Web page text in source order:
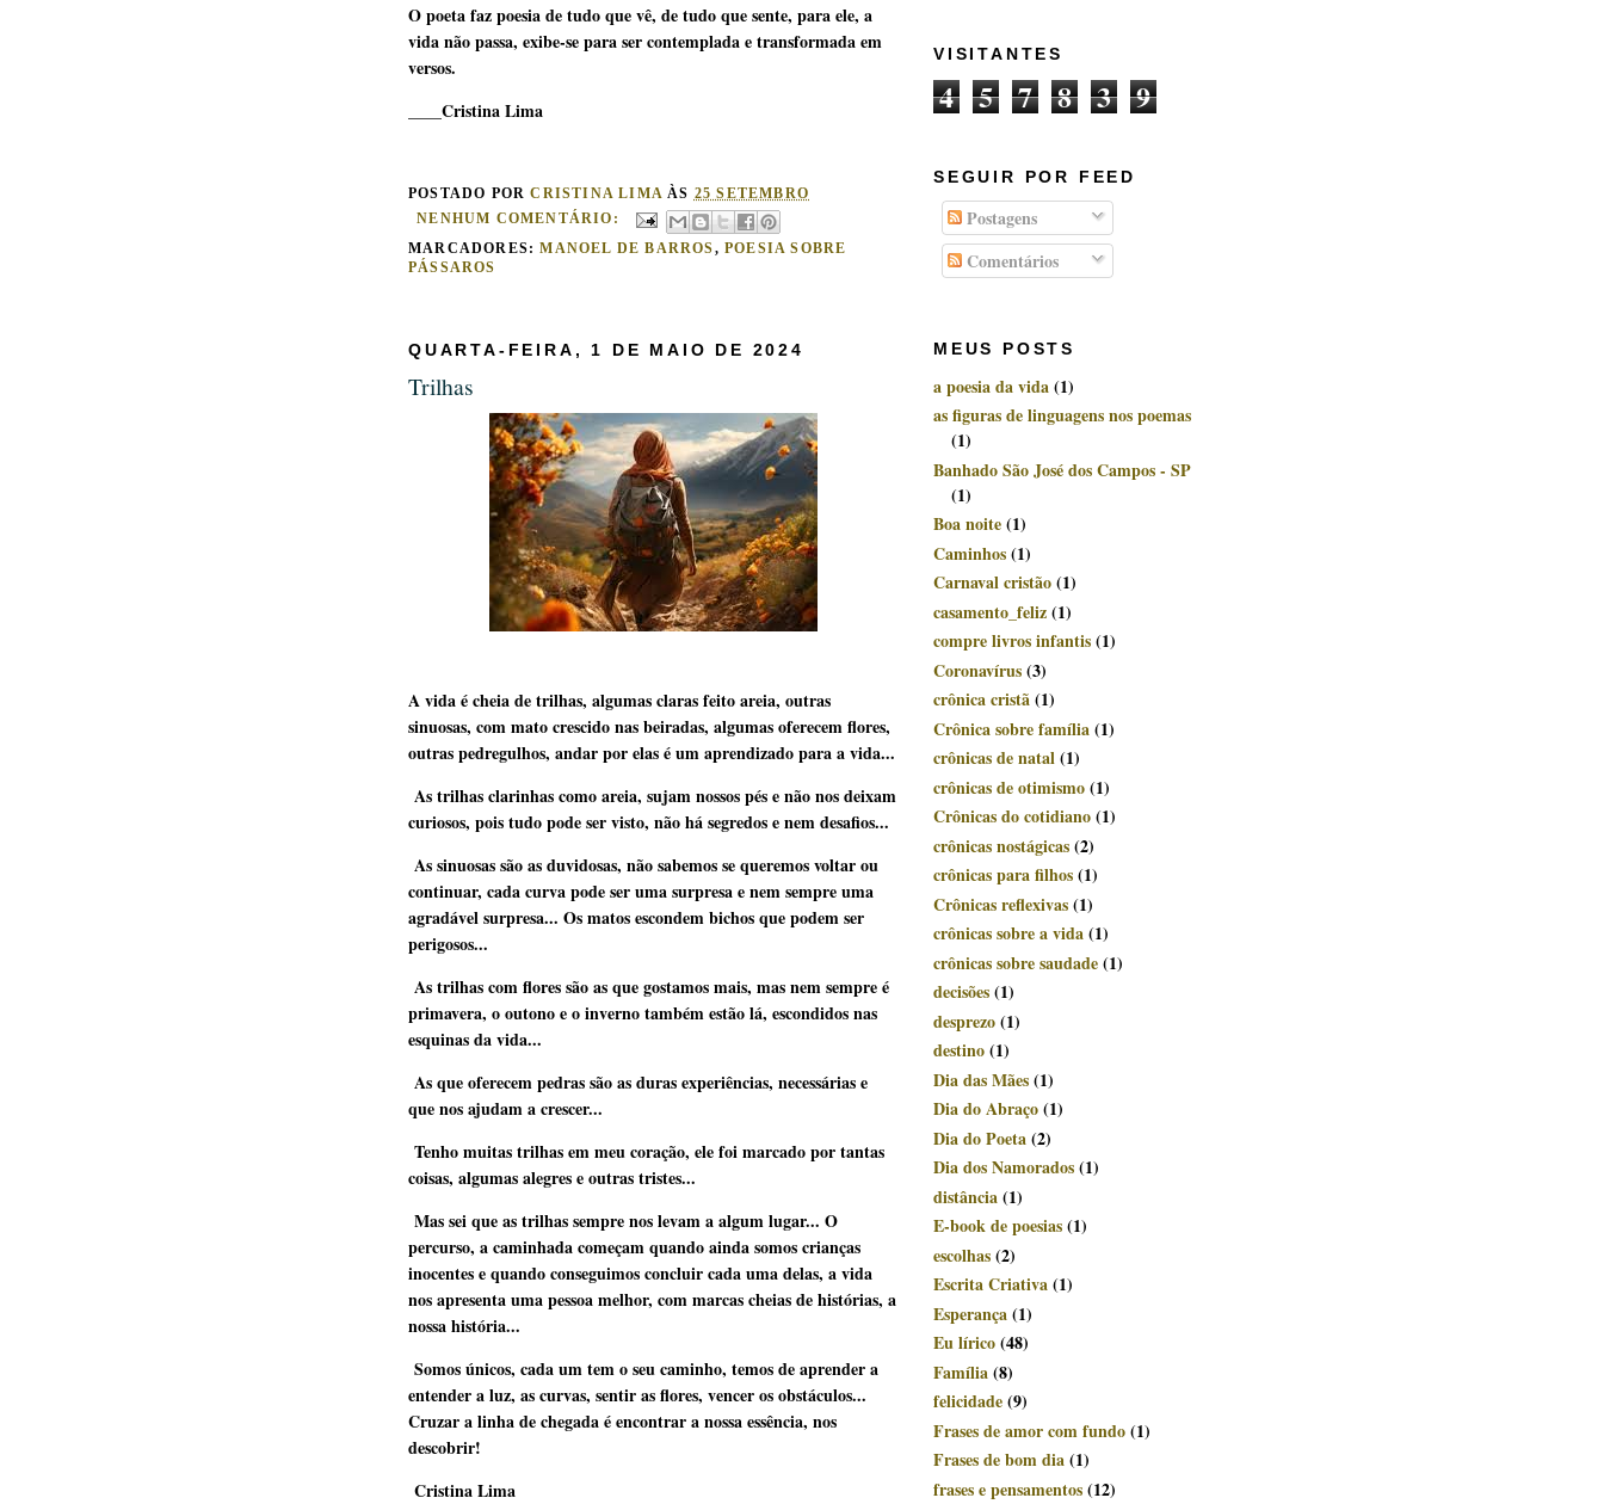
O poeta faz poesia de tudo que vê, de tudo que sente, para ele, a
vida não passa, exibe-se para ser contemplada e transformada em
versos.
____Cristina Lima
POSTADO PORCRISTINA LIMA ÀS 25 SETEMBRO
NENHUM COMENTÁRIO:
MARCADORES:MANOEL DE BARROS,POESIA SOBRE
PÁSSAROS
QUARTA-FEIRA, 1 DE MAIO DE 2024
Trilhas
A vida é cheia de trilhas, algumas claras feito areia, outras
sinuosas, com mato crescido nas beiradas, algumas oferecem flores,
outras pedregulhos, andar por elas é um aprendizado para a vida...
As trilhas clarinhas como areia, sujam nossos pés e não nos deixam
curiosos, pois tudo pode ser visto, não há segredos e nem desafios...
As sinuosas são as duvidosas, não sabemos se queremos voltar ou
continuar, cada curva pode ser uma surpresa e nem sempre uma
agradável surpresa... Os matos escondem bichos que podem ser
perigosos...
As trilhas com flores são as que gostamos mais, mas nem sempre é
primavera, o outono e o inverno também estão lá, escondidos nas
esquinas da vida...
As que oferecem pedras são as duras experiências, necessárias e
que nos ajudam a crescer...
Tenho muitas trilhas em meu coração, ele foi marcado por tantas
coisas, algumas alegres e outras tristes...
Mas sei que as trilhas sempre nos levam a algum lugar... O
percurso, a caminhada começam quando ainda somos crianças
inocentes e quando conseguimos concluir cada uma delas, a vida
nos apresenta uma pessoa melhor, com marcas cheias de histórias, a
nossa história...
Somos únicos, cada um tem o seu caminho, temos de aprender a
entender a luz, as curvas, sentir as flores, vencer os obstáculos...
Cruzar a linha de chegada é encontrar a nossa essência, nos
descobrir!
Cristina Lima
VISITANTES
4 5 7 8 3 9
SEGUIR POR FEED
Postagens
Comentários
MEUS POSTS
a poesia da vida(1)
as figuras de linguagens nos poemas
(1)
Banhado São José dos Campos - SP
(1)
Boa noite(1)
Caminhos(1)
Carnaval cristão(1)
casamento_feliz(1)
compre livros infantis(1)
Coronavírus(3)
crônica cristã(1)
Crônica sobre família(1)
crônicas de natal(1)
crônicas de otimismo(1)
Crônicas do cotidiano(1)
crônicas nostágicas(2)
crônicas para filhos(1)
Crônicas reflexivas(1)
crônicas sobre a vida(1)
crônicas sobre saudade(1)
decisões(1)
desprezo(1)
destino(1)
Dia das Mães(1)
Dia do Abraço(1)
Dia do Poeta(2)
Dia dos Namorados(1)
distância(1)
E-book de poesias(1)
escolhas(2)
Escrita Criativa(1)
Esperança(1)
Eu lírico(48)
Família(8)
felicidade(9)
Frases de amor com fundo(1)
Frases de bom dia(1)
frases e pensamentos(12)